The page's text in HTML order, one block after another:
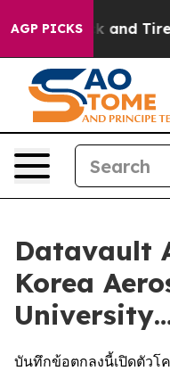
AGP PICKS
Sick and Tired of
Datavault
Korea
บันทึกข้อตกลงนี้เปิดตัวโ